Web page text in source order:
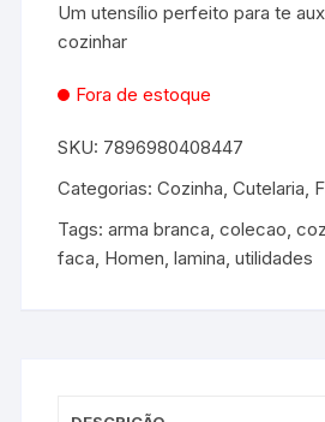
Um utensílio perfeito para te
cozinhar
Fora de estoque
SKU: 7896980408447
Categorias:Cozinha,Cutelaria,
Tags:arma branca,colecao,
faca, Homen,lamina,utilidades